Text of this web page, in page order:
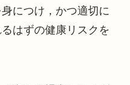
につけ，かつ適切に
はずの健康リスクを